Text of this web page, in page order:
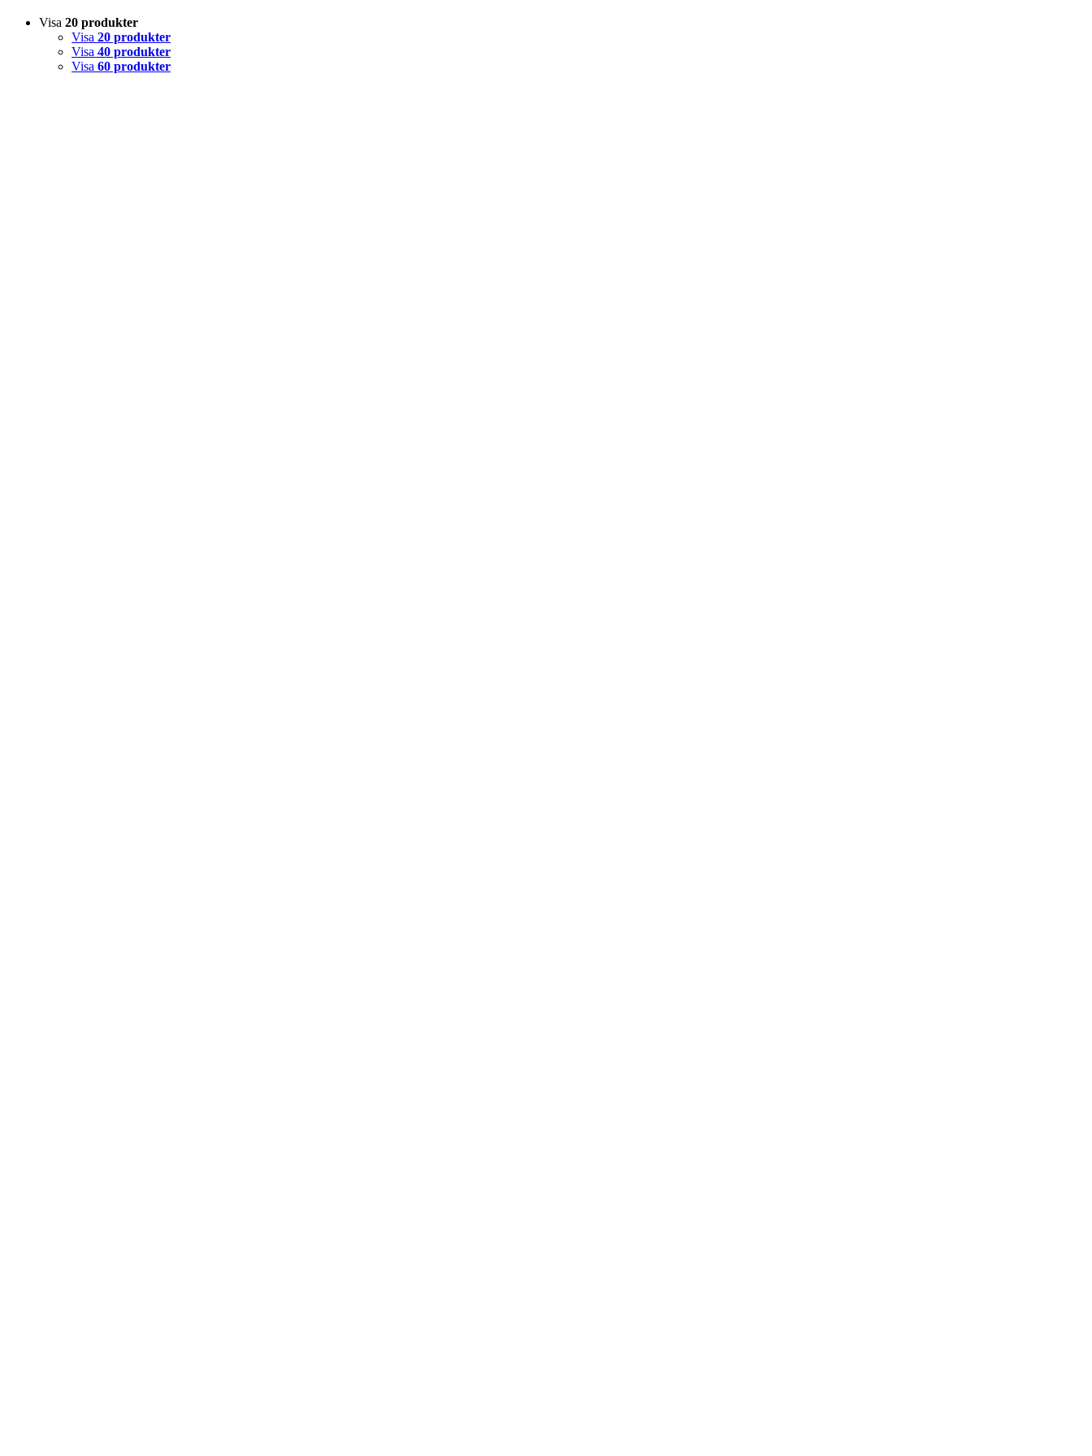
Visa 20 produkter
Visa 20 produkter
Visa 40 produkter
Visa 60 produkter